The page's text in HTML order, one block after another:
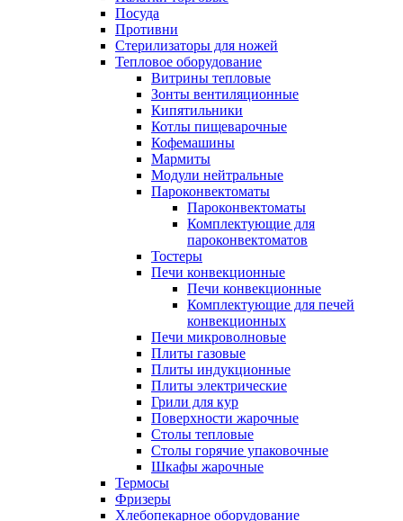
Посуда
Противни
Стерилизаторы для ножей
Тепловое оборудование
Витрины тепловые
Зонты вентиляционные
Кипятильники
Котлы пищеварочные
Кофемашины
Мармиты
Модули нейтральные
Пароконвектоматы
Пароконвектоматы
Комплектующие для
пароконвектоматов
Тостеры
Печи конвекционные
Печи конвекционные
Комплектующие для печей
конвекционных
Печи микроволновые
Плиты газовые
Плиты индукционные
Плиты электрические
Грили для кур
Поверхности жарочные
Столы тепловые
Столы горячие упаковочные
Шкафы жарочные
Термосы
Фризеры
Хлебопекарное оборудование